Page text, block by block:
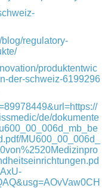
regulatory-
produktentwic
der-schweiz-6199296
de/dokumente
MU600_00_006d_